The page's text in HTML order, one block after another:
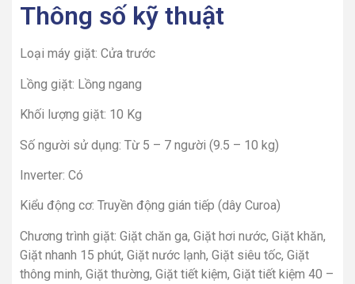
Thông số kỹ thuật
Loại máy giặt: Cửa trước
Lồng giặt: Lồng ngang
Khối lượng giặt: 10 Kg
Số người sử dụng: Từ 5 – 7 người (9.5 – 10 kg)
Inverter: Có
Kiểu động cơ: Truyền động gián tiếp (dây Curoa)
Chương trình giặt: Giặt chăn ga, Giặt hơi nước, Giặt khăn,
Giặt nhanh 15 phút, Giặt nước lạnh, Giặt siêu tốc, Giặt
thông minh, Giặt thường, Giặt tiết kiệm, Giặt tiết kiệm 40 –